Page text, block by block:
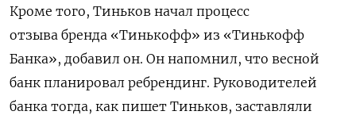
Кроме того, Тиньков начал процесс
отзыва бренда «Тинькофф» из «Тинькофф
Банка», добавил он. Он напомнил, что весной
банк планировал ребрендинг. Руководителей
банка тогда, как пишет Тиньков, заставляли